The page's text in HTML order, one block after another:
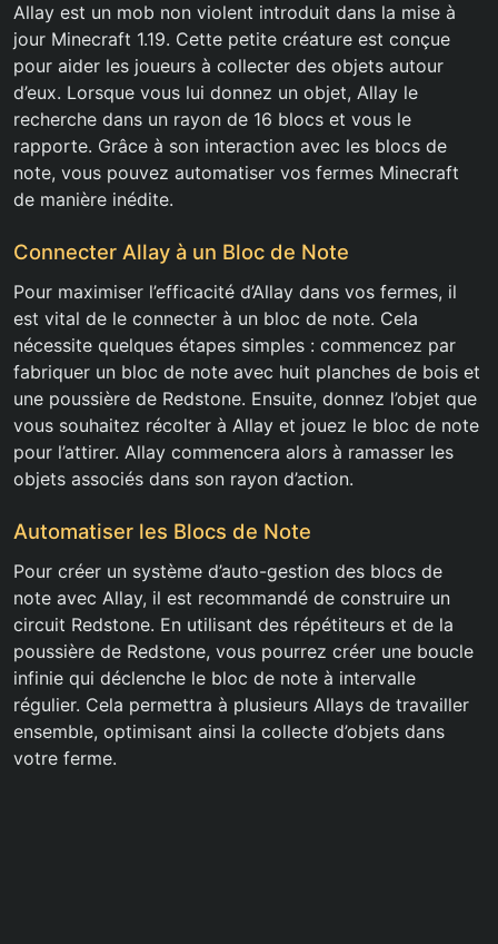
Allay est un mob non violent introduit dans la mise à
jour Minecraft 1.19. Cette petite créature est conçue
pour aider les joueurs à collecter des objets autour
d’eux. Lorsque vous lui donnez un objet, Allay le
recherche dans un rayon de 16 blocs et vous le
rapporte. Grâce à son interaction avec les blocs de
note, vous pouvez automatiser vos fermes Minecraft
de manière inédite.
Connecter Allay à un Bloc de Note
Pour maximiser l’efficacité d’Allay dans vos fermes, il
est vital de le connecter à un bloc de note. Cela
nécessite quelques étapes simples : commencez par
fabriquer un bloc de note avec huit planches de bois et
une poussière de Redstone. Ensuite, donnez l’objet que
vous souhaitez récolter à Allay et jouez le bloc de note
pour l’attirer. Allay commencera alors à ramasser les
objets associés dans son rayon d’action.
Automatiser les Blocs de Note
Pour créer un système d’auto-gestion des blocs de
note avec Allay, il est recommandé de construire un
circuit Redstone. En utilisant des répétiteurs et de la
poussière de Redstone, vous pourrez créer une boucle
infinie qui déclenche le bloc de note à intervalle
régulier. Cela permettra à plusieurs Allays de travailler
ensemble, optimisant ainsi la collecte d’objets dans
votre ferme.